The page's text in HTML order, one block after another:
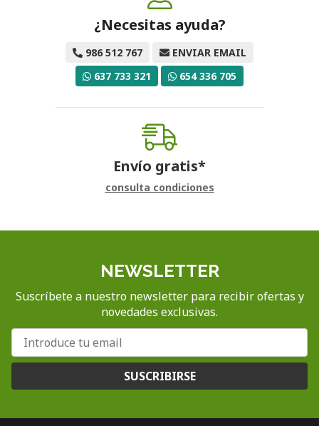
¿Necesitas ayuda?
986 512 767
ENVIAR EMAIL
637 733 321
654 336 705
Envío gratis*
consulta condiciones
NEWSLETTER
Suscríbete a nuestro newsletter para recibir ofertas y
novedades exclusivas.
SUSCRIBIRSE